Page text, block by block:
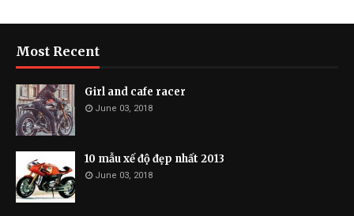
Most Recent
Girl and cafe racer
June 03, 2018
10 mẫu xế độ đẹp nhất 2013
June 03, 2018